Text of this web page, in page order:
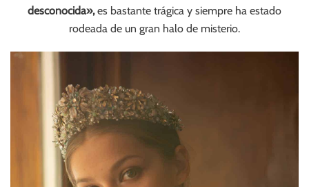
desconocida»,es bastante trágica y siempre ha estado
rodeada de un gran halo de misterio.